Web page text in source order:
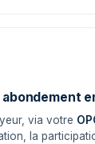
abondement
via votre
la